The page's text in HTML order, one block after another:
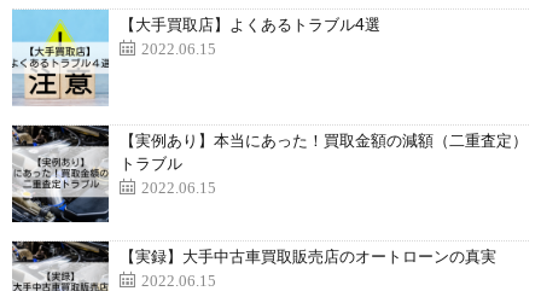
【大手買取店】よくあるトラブル4選
2022.06.15
【実例あり】本当にあった！買取金額の減額（二重査定）
トラブル
2022.06.15
【実録】大手中古車買取販売店のオートローンの真実
2022.06.15